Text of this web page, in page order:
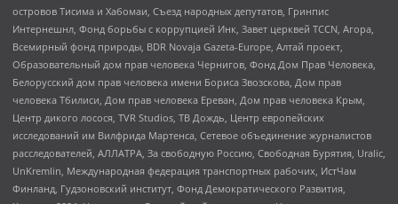
островов Тисима и Хабомаи, Съезд народных депутатов, Гринпис
Интернешнл, Фонд борьбы с коррупцией Инк, Завет церквей TCCN, Агора,
Всемирный фонд природы, BDR Novaja Gazeta-Europe, Алтай проект,
Образовательный дом прав человека Чернигов, Фонд Дом Прав Человека,
Белорусский дом прав человека имени Бориса Звозскова, Дом прав
человека Тбилиси, Дом прав человека Ереван, Дом прав человека Крым,
Центр дикого лосося, TVR Studios, ТВ Дождь, Центр европейских
исследований им Вилфрида Мартенса, Сетевое объединение журналистов
расследователей, АЛЛАТРА, За свободную Россию, Свободная Бурятия, Uralic,
UnKremlin, Международная федерация транспортных рабочих, ИстЧам
Финланд, Гудзоновский институт, Фонд Демократического Развития,